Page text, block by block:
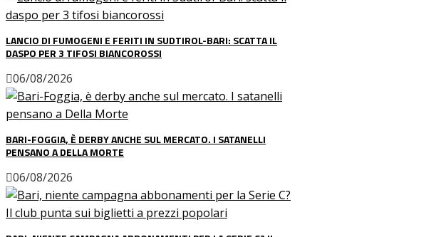
LANCIO DI FUMOGENI E FERITI IN SUDTIROL-BARI: SCATTA IL
DASPO PER 3 TIFOSI BIANCOROSSI
06/08/2026
BARI-FOGGIA, È DERBY ANCHE SUL MERCATO. I SATANELLI
PENSANO A DELLA MORTE
06/08/2026